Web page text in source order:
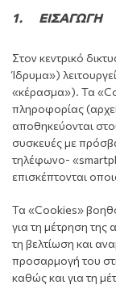
1. ΕΙΣΑΓΩΓΗ
Στον κεντρικό
Ίδρυμα»)
«κέρασμα»). Τα
πληροφορίας
αποθηκεύονται
συσκευές με
τηλέφωνο-
επισκέπτονται
Τα «Cookies»
για τη μέτρηση της
τη βελτίωση και
προσαρμογή του
καθώς και για τη